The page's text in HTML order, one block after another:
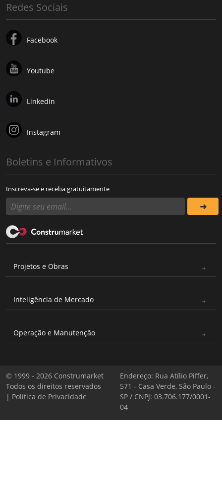
Redes Sociais
Facebook
Youtube
Linkedin
Instagram
Boletins e Informativos
Inscreva-se e receba gratuitamente
Projetos e Obras
Inteligência de Mercado
Operação e Manutenção
© 1999 - 2026 Construmarket
Todos os direitos reservados
| Política de Privacidade
Endereço: Rua Atílio Piffer,
571 - Casa Verde, São Paulo -
SP / CNPJ: 03.706.177/0001-
04